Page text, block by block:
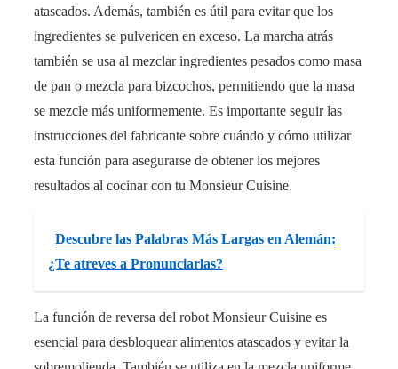
atascados. Además, también es útil para evitar que los
ingredientes se pulvericen en exceso. La marcha atrás
también se usa al mezclar ingredientes pesados como masa
de pan o mezcla para bizcochos, permitiendo que la masa
se mezcle más uniformemente. Es importante seguir las
instrucciones del fabricante sobre cuándo y cómo utilizar
esta función para asegurarse de obtener los mejores
resultados al cocinar con tu Monsieur Cuisine.
Descubre las Palabras Más Largas en Alemán:
¿Te atreves a Pronunciarlas?
La función de reversa del robot Monsieur Cuisine es
esencial para desbloquear alimentos atascados y evitar la